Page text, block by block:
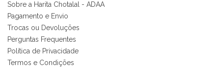
Tudo chegou em condições, pois os produtos vieram muito
bem acondicionados. Estou plenamente satisfeita com os
produtos adquiridos. Relativamente à bolsa, tem um tecido
com um padrão e cores muito bonitas e a execução está
perfeitíssima. Futuramente penso voltar a comprar na vossa
loja, têm excelentes artigos a um preço muito justo. A
Sobre a Harita Chotalal - ADAA
Pagamento e Envio
Trocas ou Devoluções
Perguntas Frequentes
Política de Privacidade
Termos e Condições